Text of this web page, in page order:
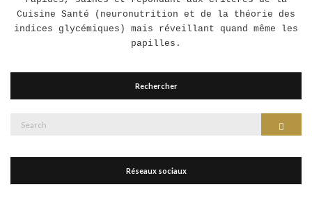
Cuisine Santé (neuronutrition et de la théorie des
indices glycémiques) mais réveillant quand même les
papilles.
Rechercher
Réseaux sociaux